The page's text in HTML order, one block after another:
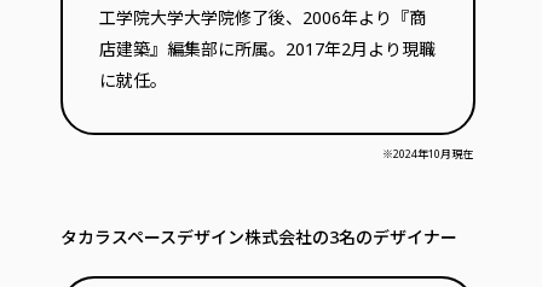
工学院大学大学院修了後、2006年より『商
店建築』編集部に所属。2017年2月より現職
に就任。
※2024年10月現在
タカラスペースデザイン株式会社の3名のデザイナー